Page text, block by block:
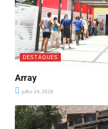
DESTAQUES
Array
julho 24, 2026